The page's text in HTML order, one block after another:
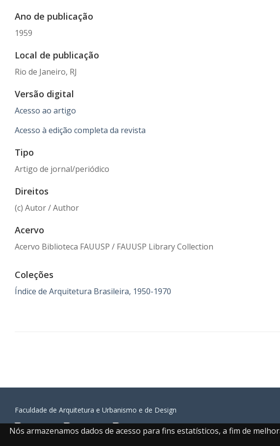
Nós armazenamos dados de acesso para fins estatísticos, a fim de
Ano de publicação
1959
Local de publicação
Rio de Janeiro, RJ
Versão digital
Acesso ao artigo
Acesso à edição completa da revista
Tipo
Artigo de jornal/periódico
Direitos
(c) Autor / Author
Acervo
Acervo Biblioteca FAUUSP / FAUUSP Library Collection
Coleções
Índice de Arquitetura Brasileira, 1950-1970
Faculdade de Arquitetura e Urbanismo e de Design